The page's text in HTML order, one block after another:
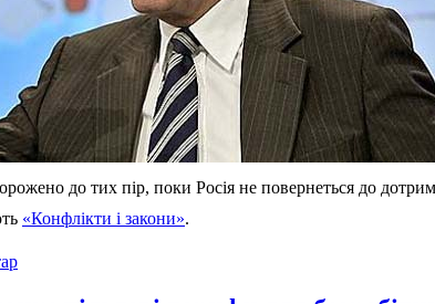
до тих пір, поки Росія не повернеться до
«Конфлікти і закони».